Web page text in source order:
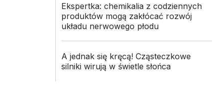
Ekspertka: chemikalia z codziennych
produktów mogą zakłócać rozwój
układu nerwowego płodu
A jednak się kręcą! Cząsteczkowe
silniki wirują w świetle słońca